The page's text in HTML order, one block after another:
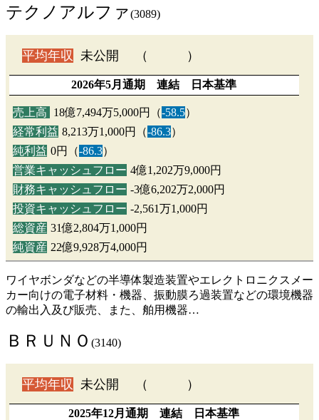
テクノアルファ(3089)
平均年収 未公開 （ ）
2026年5月通期 連結 日本基準
売上高 18億7,494万5,000円（-58.5）
経常利益 8,213万1,000円（-86.3）
純利益 0円（-86.3）
営業キャッシュフロー 4億1,202万9,000円
財務キャッシュフロー -3億6,202万2,000円
投資キャッシュフロー -2,561万1,000円
総資産 31億2,804万1,000円
純資産 22億9,928万4,000円
ワイヤボンダなどの半導体製造装置やエレクトロニクスメー
カー向けの電子材料・機器、振動膜ろ過装置などの環境機器
の輸出入及び販売、また、舶用機器…
ＢＲＵＮＯ (3140)
平均年収 未公開 （ ）
2025年12月通期 連結 日本基準